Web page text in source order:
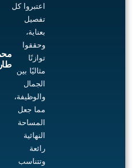
اعتبروا كل
تفصيل
بعناية،
وحققوا
توازنًا
مثاليًا بين
الجمال
والوظيفة،
مما جعل
المساحة
النهائية
رائعة
وتتناسب